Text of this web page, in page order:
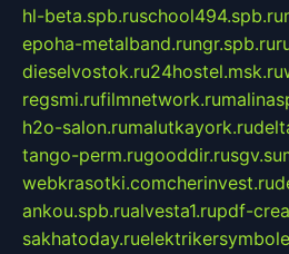
hl-beta.spb.ruschool494.spb.ru
epoha-metalband.rungr.spb.ru
dieselvostok.ru24hostel.msk.ru
regsmi.rufilmnetwork.ru
h2o-salon.rumalutkayork.ru
tango-perm.rugooddir.rusgv.su
webkrasotki.comcherinvest.ru
ankou.spb.rualvesta1.rupdf-
sakhatoday.ru